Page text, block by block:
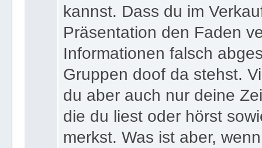
kannst. Dass du im
Präsentation den Faden
Informationen falsch
Gruppen doof da stehst.
du aber auch nur deine
die du liest oder hörst
merkst. Was ist aber,